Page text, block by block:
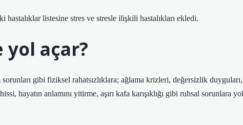
hastalıklar listesine stres ve stresle ilişkili hastalıkları ekledi.
yol açar?
gibi fiziksel rahatsızlıklara; ağlama krizleri, değersizlik duyguları,
hayatın anlamını yitirme, aşırı kafa karışıklığı gibi ruhsal sorunlara yol